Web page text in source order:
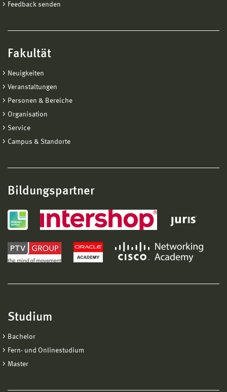
Feedback senden
Fakultät
Neuigkeiten
Veranstaltungen
Personen & Bereiche
Organisation
Service
Campus & Standorte
Bildungspartner
Studium
Bachelor
Fern- und Onlinestudium
Master